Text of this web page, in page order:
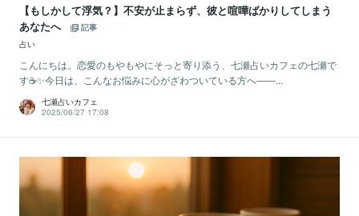
【もしかして浮気？】不安が止まらず、彼と喧嘩ばかりしてしまう
あなたへ
記事
占い
こんにちは。恋愛のもやもやにそっと寄り添う、七瀬占いカフェの七瀬で
す☕✨今日は、こんなお悩みに心がざわついている方へ――...
七瀬占いカフェ
2025/06/27 17:08